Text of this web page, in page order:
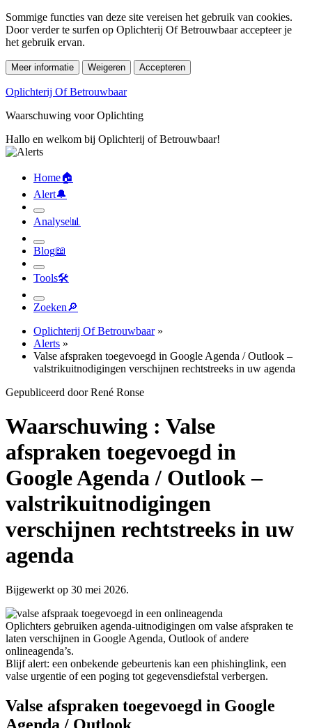
Sommige functies van deze site vereisen het gebruik van cookies.
Door verder te surfen op Oplichterij Of Betrouwbaar accepteer je
het gebruik ervan.
Meer informatie Weigeren Accepteren
Oplichterij Of Betrouwbaar
Waarschuwing voor Oplichting
Hallo en welkom bij Oplichterij of Betrouwbaar!
Home🏠︎
Alert🔔︎
Analyse📊︎
Blog📖︎
Tools🛠︎
Zoeken🔎︎
Oplichterij Of Betrouwbaar»
Alerts »
Valse afspraken toegevoegd in Google Agenda / Outlook –
valstrikuitnodigingen verschijnen rechtstreeks in uw agenda
Gepubliceerd door René Ronse
Waarschuwing : Valse
afspraken toegevoegd in
Google Agenda / Outlook –
valstrikuitnodigingen
verschijnen rechtstreeks in uw
agenda
Bijgewerkt op 30 mei 2026.
Oplichters gebruiken agenda-uitnodigingen om valse afspraken te
laten verschijnen in Google Agenda, Outlook of andere
onlineagenda’s.
Blijf alert: een onbekende gebeurtenis kan een phishinglink, een
valse urgentie of een poging tot gegevensdiefstal verbergen.
Valse afspraken toegevoegd in Google
Agenda / Outlook